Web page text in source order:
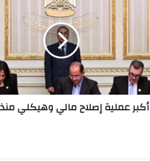
أكبر عملية إصلاح مالي وهيكلي